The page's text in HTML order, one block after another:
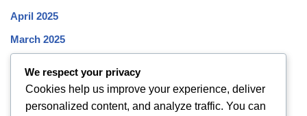
April 2025
March 2025
January 2025
December 2024
We respect your privacy
Cookies help us improve your experience, deliver
personalized content, and analyze traffic. You can